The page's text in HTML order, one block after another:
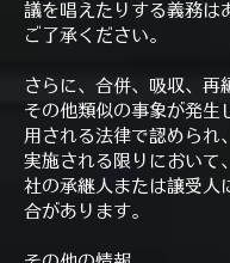
議を唱えたりする義務は
ご了承ください。
さらに、合併、吸収、再
その他類似の事象が発生
用される法律で認められ
実施される限りにおいて
社の承継人または譲受人
合があります。